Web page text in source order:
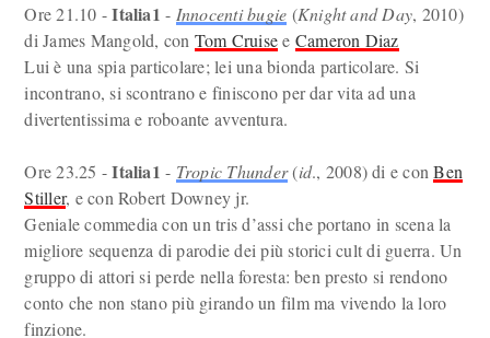
Ore 21.10 -Italia1 - Innocenti bugie (Knight and Day, 2010)
di James Mangold, con Tom Cruisee Cameron Diaz
Lui è una spia particolare; lei una bionda particolare. Si
incontrano, si scontrano e finiscono per dar vita ad una
divertentissima e roboante avventura.
Ore 23.25 -Italia1 - Tropic Thunder(id., 2008) di e conBen
Stiller, e con Robert Downey jr.
Geniale commedia con un tris d’assi che portano in scena la
migliore sequenza di parodie dei più storici cult di guerra. Un
gruppo di attori si perde nella foresta: ben presto si rendono
conto che non stano più girando un film ma vivendo la loro
finzione.